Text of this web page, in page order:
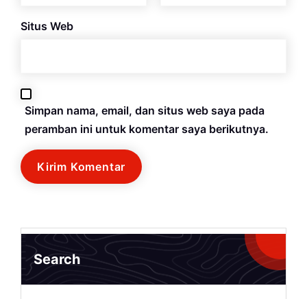
Situs Web
Simpan nama, email, dan situs web saya pada
peramban ini untuk komentar saya berikutnya.
Search